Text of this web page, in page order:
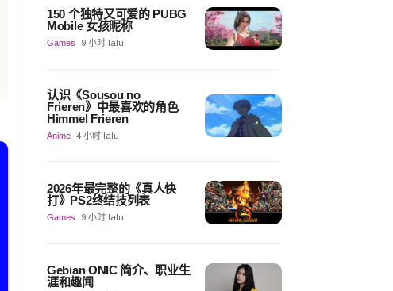
150 个独特又可爱的 PUBG
Mobile 女孩昵称
Games 9 小时 lalu
认识《Sousou no
Frieren》中最喜欢的角色
Himmel Frieren
Anime 4 小时 lalu
2026年最完整的《真人快
打》PS2终结技列表
Games 9 小时 lalu
Gebian ONIC 简介、职业生
涯和趣闻